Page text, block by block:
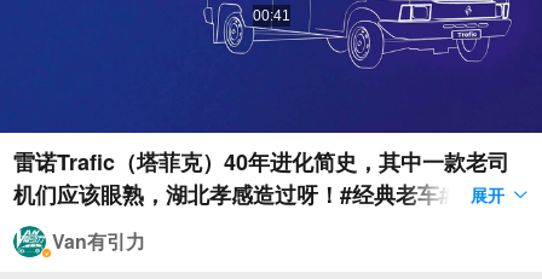
00:41
雷诺Trafic（塔菲克）40年进化简史，其中一款老司
机们应该眼熟，湖北孝感造过呀！#经典老车# #汽车
展开
Van有引力